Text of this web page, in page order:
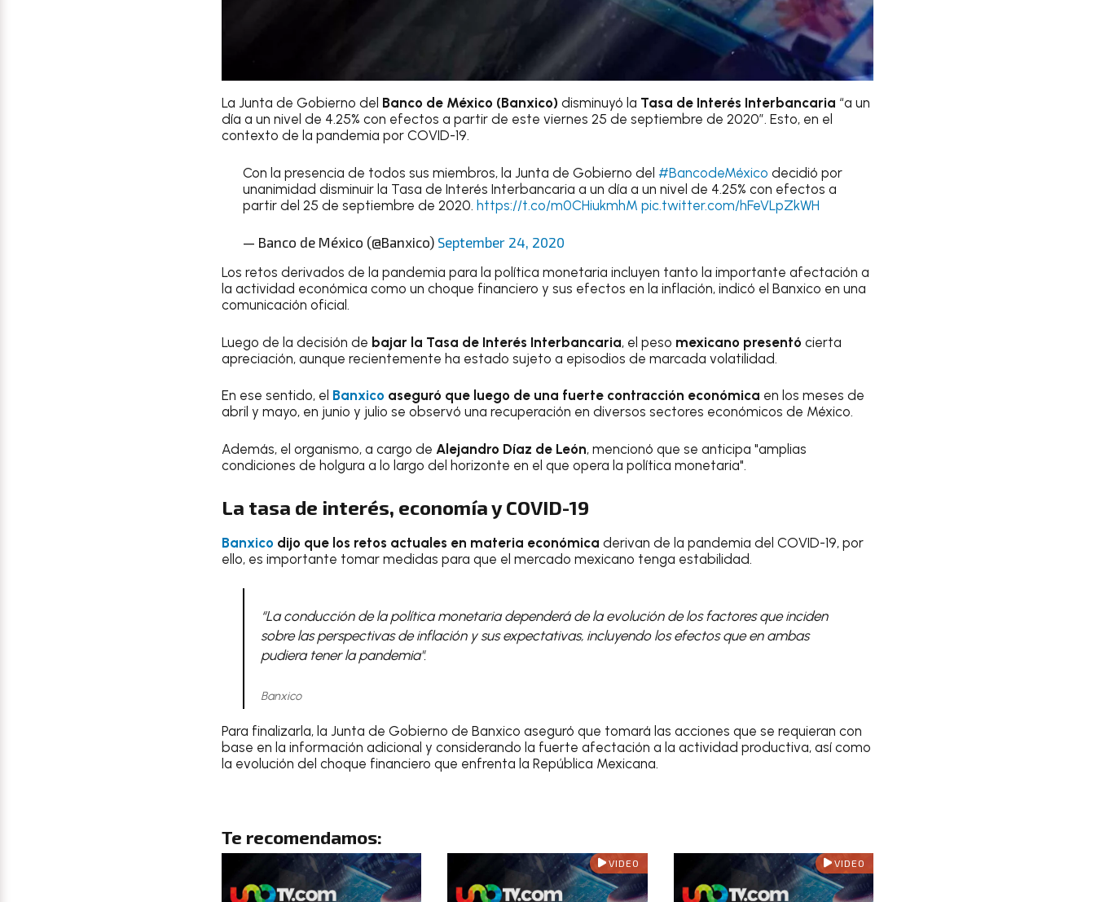
La Junta de Gobierno del Banco de México (Banxico) disminuyó la Tasa de Interés Interbancaria “a un
día a un nivel de 4.25% con efectos a partir de este viernes 25 de septiembre de 2020”. Esto, en el
contexto de la pandemia por COVID-19.
Con la presencia de todos sus miembros, la Junta de Gobierno del #BancodeMéxico decidió por
unanimidad disminuir la Tasa de Interés Interbancaria a un día a un nivel de 4.25% con efectos a
partir del 25 de septiembre de 2020. https://t.co/m0CHiukmhM pic.twitter.com/hFeVLpZkWH
— Banco de México (@Banxico) September 24, 2020
Los retos derivados de la pandemia para la política monetaria incluyen tanto la importante afectación a
la actividad económica como un choque financiero y sus efectos en la inflación, indicó el Banxico en una
comunicación oficial.
Luego de la decisión de bajar la Tasa de Interés Interbancaria, el peso mexicano presentó cierta
apreciación, aunque recientemente ha estado sujeto a episodios de marcada volatilidad.
En ese sentido, el Banxico aseguró que luego de una fuerte contracción económica en los meses de
abril y mayo, en junio y julio se observó una recuperación en diversos sectores económicos de México.
Además, el organismo, a cargo de Alejandro Díaz de León, mencionó que se anticipa "amplias
condiciones de holgura a lo largo del horizonte en el que opera la política monetaria".
La tasa de interés, economía y COVID-19
Banxico dijo que los retos actuales en materia económica derivan de la pandemia del COVID-19, por
ello, es importante tomar medidas para que el mercado mexicano tenga estabilidad.
“La conducción de la política monetaria dependerá de la evolución de los factores que inciden
sobre las perspectivas de inflación y sus expectativas, incluyendo los efectos que en ambas
pudiera tener la pandemia".
Banxico
Para finalizarla, la Junta de Gobierno de Banxico aseguró que tomará las acciones que se requieran con
base en la información adicional y considerando la fuerte afectación a la actividad productiva, así como
la evolución del choque financiero que enfrenta la República Mexicana.
Te recomendamos:
VIDEO VIDEO